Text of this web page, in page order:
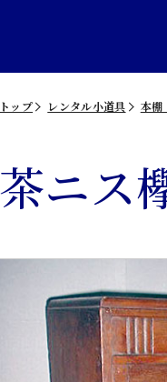
トップ レンタル小道具 本棚
茶ニス